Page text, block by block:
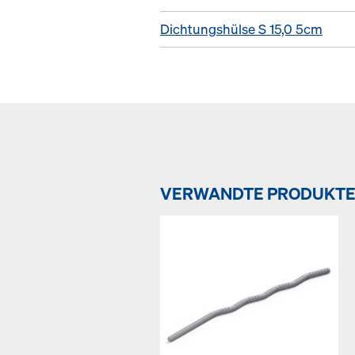
Dichtungshülse S 15,0 5cm
VERWANDTE PRODUKTE